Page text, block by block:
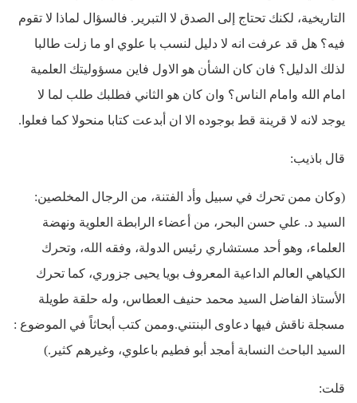
التاريخية، لكنك تحتاج إلى الصدق لا التبرير. فالسؤال لماذا لا تقوم
فيه؟ هل قد عرفت انه لا دليل لنسب با علوي او ما زلت طالبا
لذلك الدليل؟ فان كان الشأن هو الاول فاين مسؤوليتك العلمية
امام الله وامام الناس؟ وان كان هو الثاني فطلبك طلب لما لا
يوجد لانه لا قرينة قط بوجوده الا ان أبدعت كتابا منحولا كما فعلوا.
قال باذيب:
(وكان ممن تحرك في سبيل وأد الفتنة، من الرجال المخلصين:
السيد د. علي حسن البحر، من أعضاء الرابطة العلوية ونهضة
العلماء، وهو أحد مستشاري رئيس الدولة، وفقه الله، وتحرك
الكياهي العالم الداعية المعروف بويا يحيى جزوري، كما تحرك
الأستاذ الفاضل السيد محمد حنيف العطاس، وله حلقة طويلة
مسجلة ناقش فيها دعاوى البنتني.وممن كتب أبحاثاً في الموضوع :
السيد الباحث النسابة أمجد أبو فطيم باعلوي، وغيرهم كثير.)
قلت: